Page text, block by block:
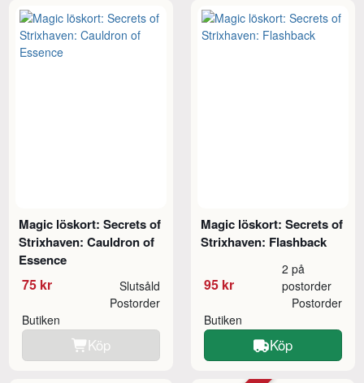
Magic löskort: Secrets of
Strixhaven: Cauldron of
Essence
75 kr Slutsåld
Butiken
Postorder
Köp
Magic löskort: Secrets of
Strixhaven: Flashback
95 kr
2 på
postorder
Butiken
Postorder
Köp